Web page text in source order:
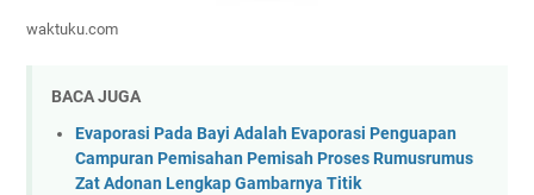
waktuku.com
BACA JUGA
Evaporasi Pada Bayi Adalah Evaporasi Penguapan
Campuran Pemisahan Pemisah Proses Rumusrumus
Zat Adonan Lengkap Gambarnya Titik